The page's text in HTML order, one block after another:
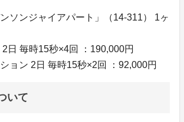
ソンジャイアパート」（14-311） 1ヶ
日 毎時15秒×4回 ：190,000円
ョン 2日 毎時15秒×2回 ：92,000円
いて